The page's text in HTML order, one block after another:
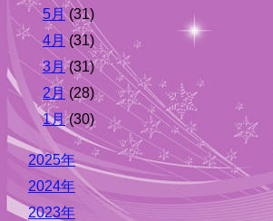
5月(31)
4月(31)
3月(31)
2月 (28)
1月(30)
2025年
2024年
2023年